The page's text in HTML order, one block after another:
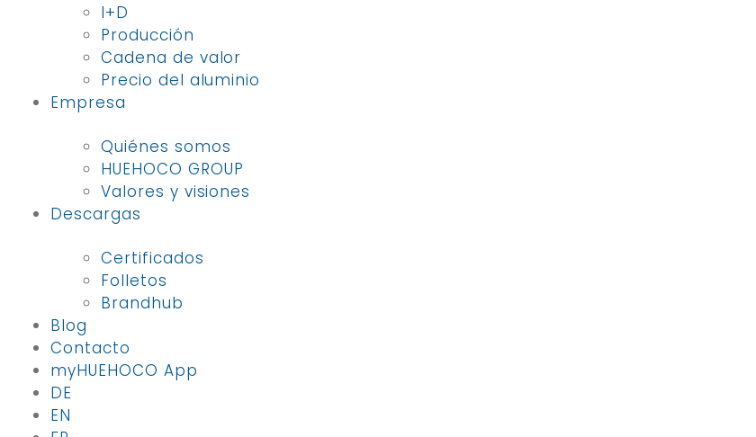
I+D
Producción
Cadena de valor
Precio del aluminio
Empresa
Quiénes somos
HUEHOCO GROUP
Valores y visiones
Descargas
Certificados
Folletos
Brandhub
Blog
Contacto
myHUEHOCO App
DE
EN